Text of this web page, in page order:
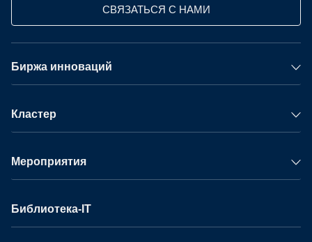
СВЯЗАТЬСЯ С НАМИ
Биржа инноваций
Кластер
Мероприятия
Библиотека-IT